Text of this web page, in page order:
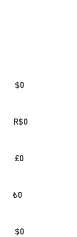
$0
R$0
£0
₺0
$0